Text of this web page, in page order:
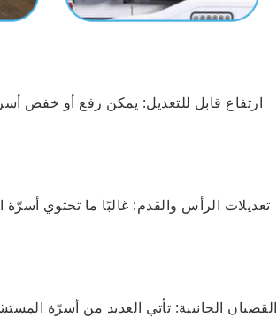
ارتفاع قابل للتعديل: يمكن رفع أو خفض
تعديلات الرأس والقدم: غالبًا ما تحتوي
القضبان الجانبية: تأتي العديد من أسرّة